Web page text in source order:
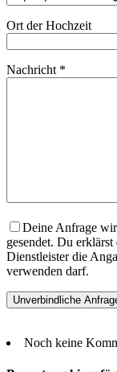
Ort der Hochzeit
Nachricht *
Deine Anfrage
gesendet. Du
Dienstleister die
verwenden darf.
Noch keine